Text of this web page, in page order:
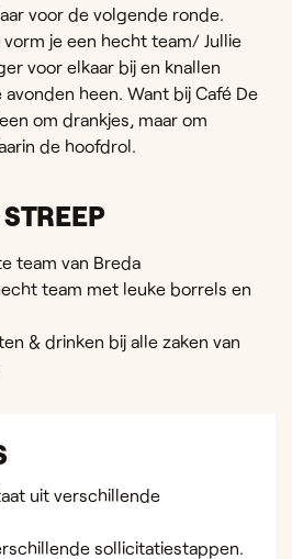
voor de volgende ronde.
je een hecht team/ Jullie
voor elkaar bij en knallen
heen. Want bij Café De
om drankjes, maar om
de hoofdrol.
team van Breda
team met leuke borrels en
& drinken bij alle zaken van
uit verschillende
sollicitatiestappen.